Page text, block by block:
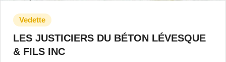
LES JUSTICIERS DU BÉTON LÉVESQUE
& FILS INC